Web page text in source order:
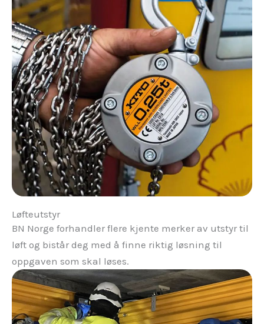
Løfteutstyr
BN Norge forhandler flere kjente merker av utstyr til
løft og bistår deg med å finne riktig løsning til
oppgaven som skal løses.